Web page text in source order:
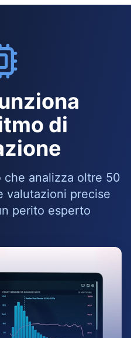
di
che analizza oltre 50
valutazioni precise
perito esperto